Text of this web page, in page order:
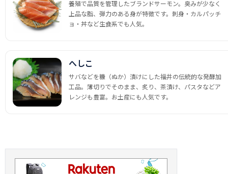
養殖で品質を管理したブランドサーモン。臭みが少なく
上品な脂、弾力のある身が特徴です。刺身・カルパッチ
ョ・丼など生食系でも人気。
へしこ
サバなどを糠（ぬか）漬けにした福井の伝統的な発酵加
工品。薄切りでそのまま、炙り、茶漬け、パスタなどア
レンジも豊富。お土産にも人気です。